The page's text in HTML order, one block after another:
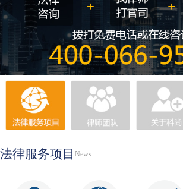
法律服务项目 News